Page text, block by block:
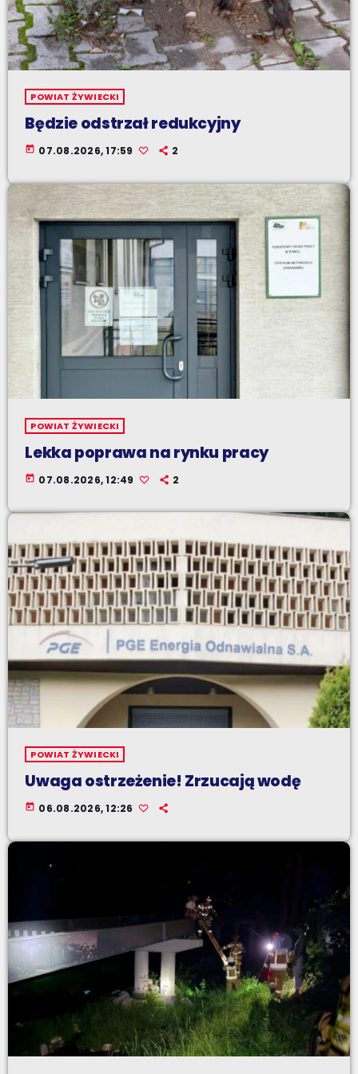
POWIAT ŻYWIECKI
Będzie odstrzał redukcyjny
today 07.08.2026, 17:59 2
POWIAT ŻYWIECKI
Lekka poprawa na rynku pracy
today 07.08.2026, 12:49 2
POWIAT ŻYWIECKI
Uwaga ostrzeżenie! Zrzucają wodę
today 06.08.2026, 12:26